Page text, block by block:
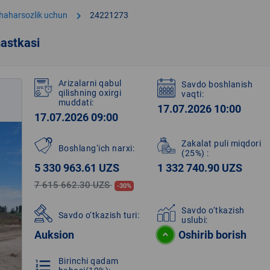
uchun chevron_right 24221273
Arizalarni qabul
qilishning oxirgi
muddati:
17.07.2026 09:00
Savdo boshlanish
vaqti:
17.07.2026 10:00
Boshlang‘ich narxi:
5 330 963.61 UZS
7 615 662.30 UZS -30%
Zakalat puli miqdori
(25%) :
1 332 740.90 UZS
Savdo o‘tkazish turi:
Auksion
Savdo o‘tkazish
uslubi:
Oshirib borish
format_list_numbered
Birinchi qadam